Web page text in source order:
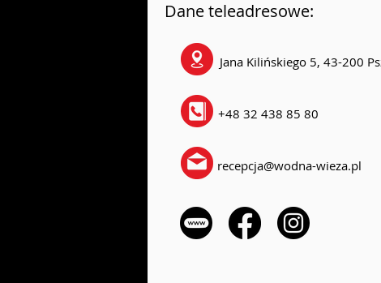
Dane teleadresowe:
Jana Kilińskiego 5, 43-200
+48 32 438 85 80
recepcja@wodna-wieza.pl